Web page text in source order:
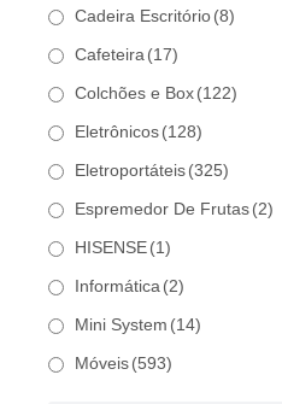
Cadeira Escritório (8)
Cafeteira (17)
Colchões e Box (122)
Eletrônicos (128)
Eletroportáteis (325)
Espremedor De Frutas (2)
HISENSE (1)
Informática (2)
Mini System (14)
Móveis (593)